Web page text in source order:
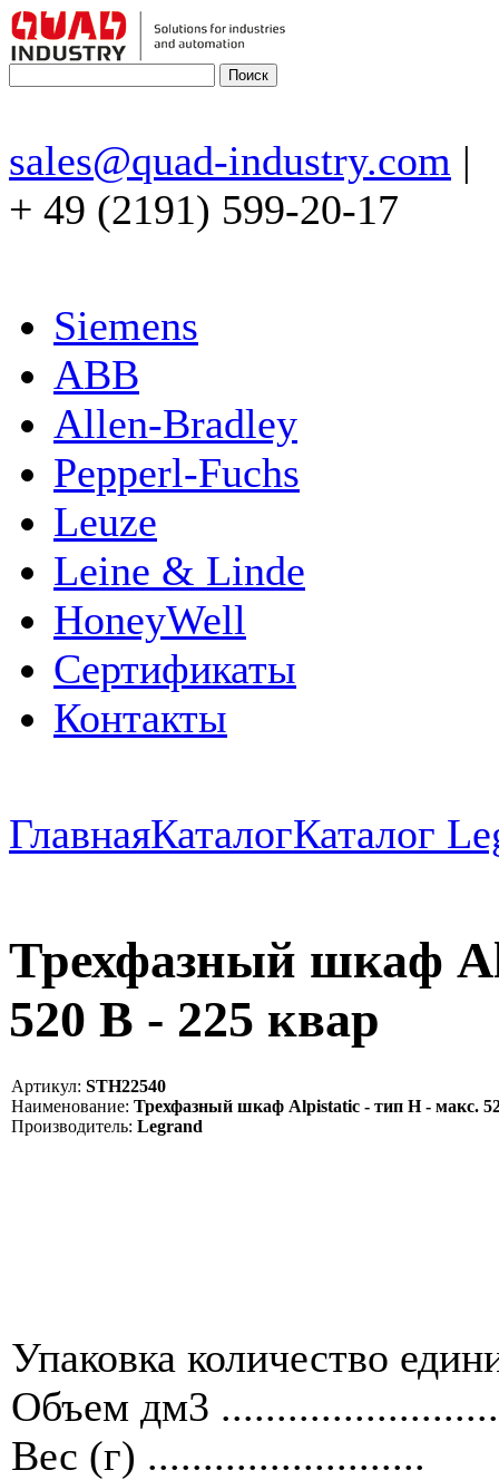
sales@quad-industry.com |
+ 49 (2191) 599-20-17
Siemens
ABB
Allen-Bradley
Pepperl-Fuchs
Leuze
Leine & Linde
HoneyWell
Сертификаты
Контакты
ГлавнаяКаталогКаталог
Трехфазный шкаф
520 В - 225 квар
Артикул: STH22540
Наименование: Трехфазный шкаф Alpistatic - тип Н - макс.
Производитель: Legrand
Упаковка количество
Объем дм3 .........................
Вес (г) .........................